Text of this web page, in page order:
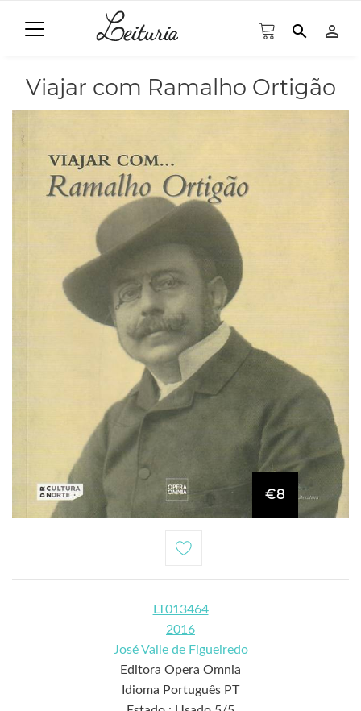
search person_outline
Viajar com Ramalho Ortigão
€8
LT013464
2016
José Valle de Figueiredo
Editora Opera Omnia
Idioma Português PT